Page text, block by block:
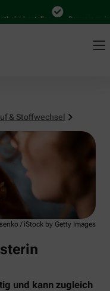
bestellen Bequem
& Stoffwechsel
/ iStock by Getty Images
und kann zugleich